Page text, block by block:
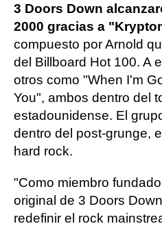
3 Doors Down
2000 gracias a
compuesto por Arnold
del Billboard Hot 100. A
otros como "When I'm
You", ambos dentro del
estadounidense. El
dentro del post-grunge,
hard rock.
"Como miembro
original de 3 Doors
redefinir el rock